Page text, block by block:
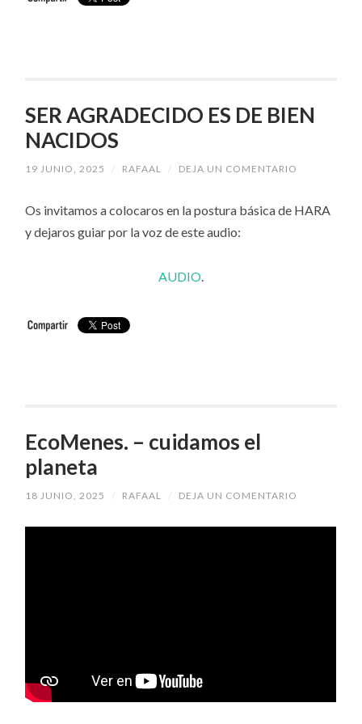
SER AGRADECIDO ES DE BIEN
NACIDOS
19 JUNIO, 2025 / RAFAAL / DEJA UN COMENTARIO
Os invitamos a colocaros en la postura básica de HARA
y dejaros guiar por la voz de este audio:
AUDIO.
EcoMenes. – cuidamos el
planeta
18 JUNIO, 2025 / RAFAAL / DEJA UN COMENTARIO